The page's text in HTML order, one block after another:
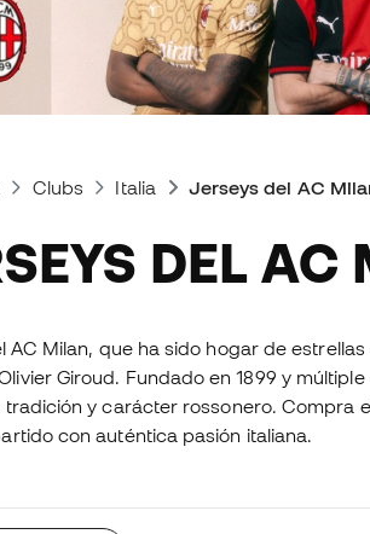
Clubs Italia Jerseys del AC
DEL
AC Milan, que ha sido hogar de
Giroud. Fundado en 1899 y
tradición y carácter rossonero. Compra
con auténtica pasión italiana.